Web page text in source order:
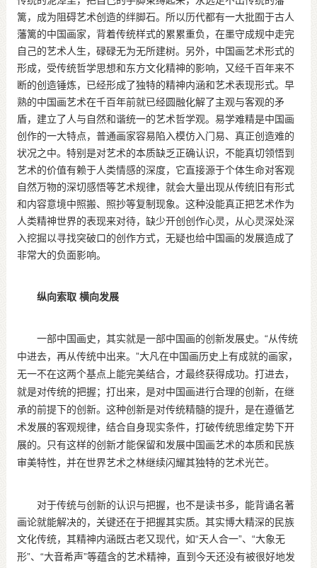
篱，成为阻碍艺术创造的绊脚石。所以历代都有一大批囿于古人
藩篱的中国画家，背着传统样式的累累重负，在墨守成规中走完
自己的艺术人生，碌碌无为无所建树。另外，中国画艺术形式的
形成，受传统哲学思想和东方文化精神的影响，又经千百年来不
断的创造锤炼，已经形成了独特的精神内涵和艺术表现形式。早
熟的中国画艺术在千百年前就已经圆融化解了主观与客观的矛
盾，建立了人与自然和谐统一的艺术哲学观。易学难精是中国画
创作的一大特点，普通画家容易陷入模仿入门易、真正创造难的
状况之中。特别是对艺术的本质缺乏正确认识，不能真切领悟到
艺术的价值有赖于人类情感的深度，它直接源于个体生命对客观
自然万物的深切感悟等艺术规律，就会大量出现从传统旧有形式
和内容意境中照搬、照抄等复制现象。这种没能真正把艺术作为
人类精神世界的表现来对待，缺少开创创作心灵，从心灵深处深
入挖掘以寻找突破口的创作方式，无疑也给中国画的发展造成了
非常大的负面影响。
纵向索取 横向发展
一部中国画史，其实就是一部中国画的创新发展史。 “从传统
中进去，再从传统中出来。 ”大凡在中国画历史上有成就的画家，
无一不在这两个基点上能完美结合，才最终获得成功。打进去，
就是对传统的把握；打出来，是对中国画进行合理的创新，在继
承的前提下的创新。这种创新是对传统精髓的提升，是在遵循艺
术发展的客观规律，结合自身现实条件，打破传统思维定势下开
展的。只有这样的创新才能保留和发展中国画艺术的本质和民族
审美特性，并在世界艺术之林继续闪耀其独特的艺术光芒。
对于传统与创新的认识与把握，也不是读书多，能背诵名著
画论就能解决的，关键还在于把握其实质。其实博大精深的民族
文化传统，其精神内涵既古老又现代，如“天人合一”、 “大象无
形”、 “大音希声”等蕴含的艺术精神，直到今天还没有被很好地发